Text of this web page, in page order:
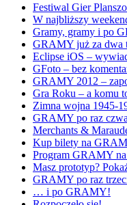
Festiwal Gier
W najbliższy
Gramy, gramy i po
GRAMY już za dwa
Eclipse iOS –
GFoto – bez
GRAMY 2012 –
Gra Roku – a komu
Zimna wojna 1945-
GRAMY po raz
Merchants &
Kup bilety na
Program GRAMY
Masz prototyp?
GRAMY po raz
… i po GRAMY!